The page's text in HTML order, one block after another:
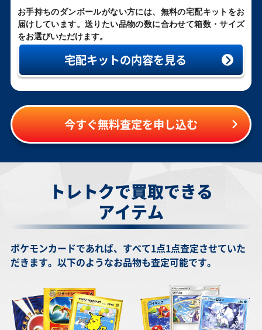
お手持ちのダンボールがない方には、無料の宅配キットをお
届けしています。送りたい品物の数に合わせて箱数・サイズ
をお選びいただけます。
宅配キットの内容を見る
今すぐ無料査定を申し込む
トレトクで買取できる
アイテム
ポケモンカードであれば、すべて1点1点査定させていた
だきます。以下のようなお品物も査定可能です。